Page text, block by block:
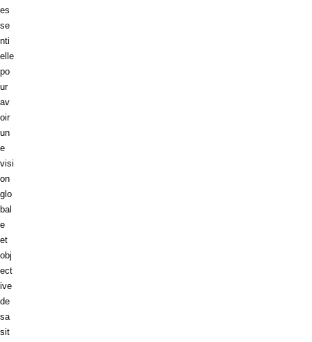
es
se
nti
elle
po
ur
av
oir
un
e
visi
on
glo
bal
e
et
obj
ect
ive
de
sa
sit